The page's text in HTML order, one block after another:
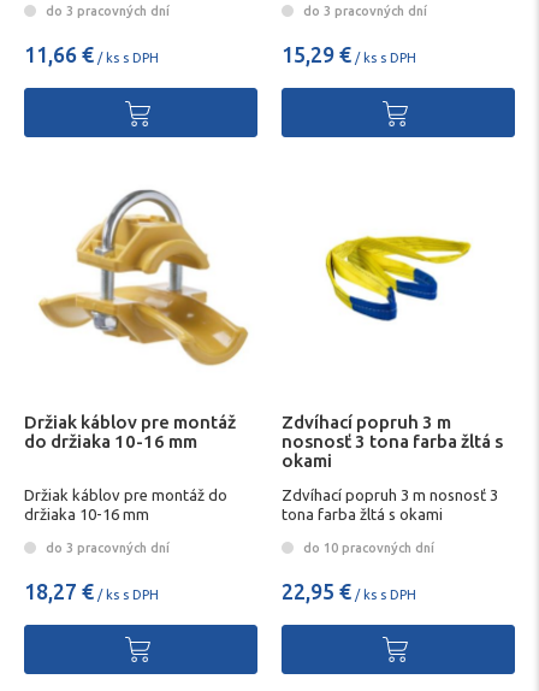
do 3 pracovných dní
11,66 € / ks s DPH
do 3 pracovných dní
15,29 € / ks s DPH
Držiak káblov pre montáž
do držiaka 10-16 mm
Držiak káblov pre montáž do
držiaka 10-16 mm
do 3 pracovných dní
18,27 € / ks s DPH
Zdvíhací popruh 3 m
nosnosť 3 tona farba žltá s
okami
Zdvíhací popruh 3 m nosnosť 3
tona farba žltá s okami
do 10 pracovných dní
22,95 € / ks s DPH